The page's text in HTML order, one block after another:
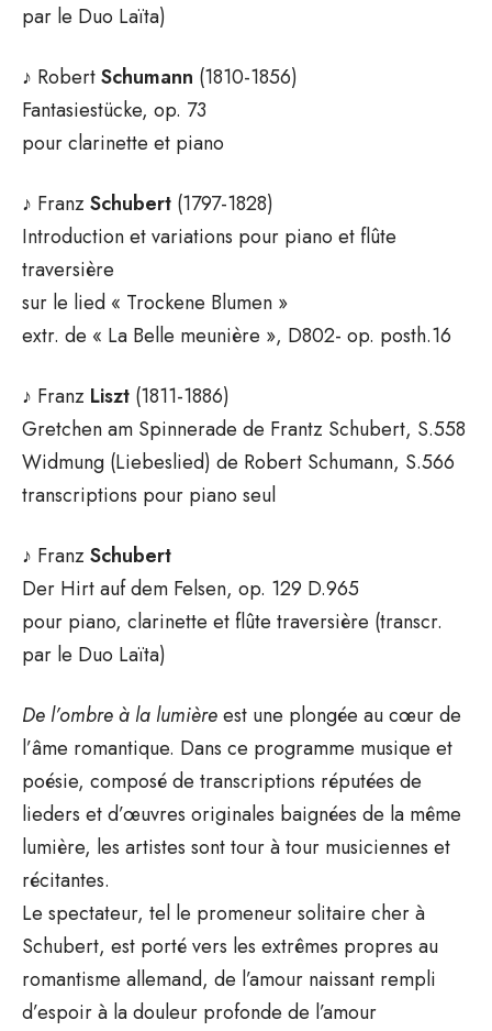
par le Duo Laïta)
♪ RobertSchumann (1810-1856)
Fantasiestücke, op. 73
pour clarinette et piano
♪ Franz Schubert (1797-1828)
Introduction et variations pour piano et flûte
traversière
sur le lied « Trockene Blumen »
extr. de « La Belle meunière », D802- op. posth.16
♪ Franz Liszt (1811-1886)
Gretchen am Spinnerade de Frantz Schubert, S.558
Widmung (Liebeslied) de Robert Schumann, S.566
transcriptions pour piano seul
♪ Franz Schubert
Der Hirt auf dem Felsen, op. 129 D.965
pour piano, clarinette et flûte traversière (transcr.
par le Duo Laïta)
De l’ombre à la lumièreest une plongée au cœur de
l’âme romantique. Dans ce programme musique et
poésie, composé de transcriptions réputées de
lieders et d’œuvres originales baignées de la même
lumière, les artistes sont tour à tour musiciennes et
récitantes.
Le spectateur, tel le promeneur solitaire cher à
Schubert, est porté vers les extrêmes propres au
romantisme allemand, de l’amour naissant rempli
d’espoir à la douleur profonde de l’amour